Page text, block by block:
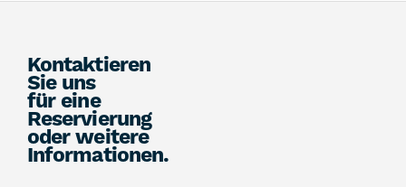
Kontaktieren
Sie uns
für eine
Reservierung
oder weitere
Informationen.